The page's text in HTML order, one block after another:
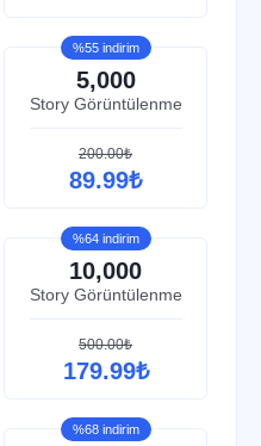
%55 indirim
5,000
Story Görüntülenme
200.00₺
89.99₺
%64 indirim
10,000
Story Görüntülenme
500.00₺
179.99₺
%68 indirim